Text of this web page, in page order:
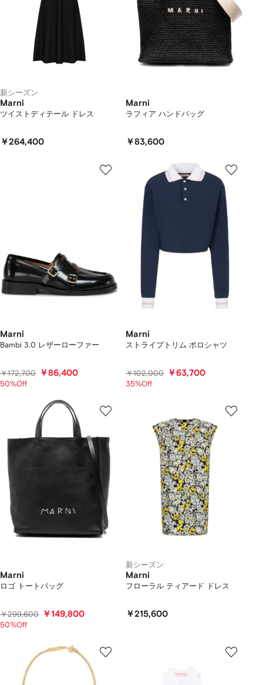
新シーズン
Marni
ツイストディテール ドレス
￥264,400
Marni
ラフィア ハンドバッグ
￥83,600
Marni
Bambi 3.0 レザーローファー
￥172,700 ￥86,400
50%Off
Marni
ストライプトリム ポロシャツ
￥102,000 ￥63,700
35%Off
Marni
ロゴ トートバッグ
￥299,600 ￥149,800
50%Off
新シーズン
Marni
フローラル ティアード ドレス
￥215,600